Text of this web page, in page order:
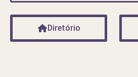
Diretório